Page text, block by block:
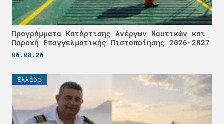
Προγράμματα Κατάρτισης Ανέργων Ναυτικών και
Παροχή Επαγγελματικής Πιστοποίησης 2026-2027
06.08.26
Ελλάδα